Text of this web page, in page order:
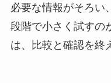
必要な情報がそろい
段階で小さく試すの
は、比較と確認を終